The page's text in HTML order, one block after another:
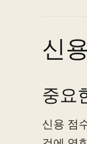
신
중요
신용 점